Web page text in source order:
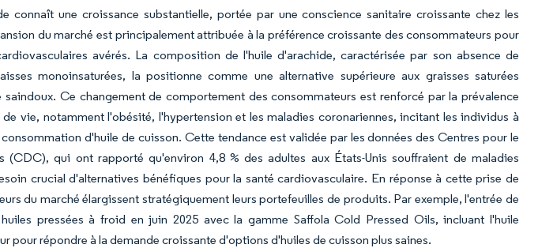
connaît une croissance substantielle, portée par une conscience sanitaire croissante chez les
du marché est principalement attribuée à la préférence croissante des consommateurs pour
avérés. La composition de l'huile d'arachide, caractérisée par son absence de
monoinsaturées, la positionne comme une alternative supérieure aux graisses saturées
Ce changement de comportement des consommateurs est renforcé par la prévalence
vie, notamment l'obésité, l'hypertension et les maladies coronariennes, incitant les individus à
d'huile de cuisson. Cette tendance est validée par les données des Centres pour le
(CDC), qui ont rapporté qu'environ 4,8 % des adultes aux États-Unis souffraient de maladies
crucial d'alternatives bénéfiques pour la santé cardiovasculaire. En réponse à cette prise de
du marché élargissent stratégiquement leurs portefeuilles de produits. Par exemple, l'entrée de
pressées à froid en juin 2025 avec la gamme Saffola Cold Pressed Oils, incluant l'huile
pour répondre à la demande croissante d'options d'huiles de cuisson plus saines.